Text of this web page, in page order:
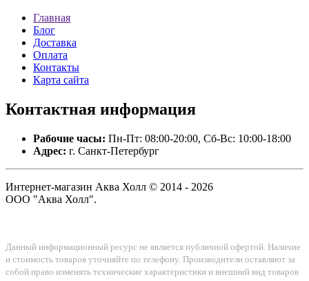
Главная
Блог
Доставка
Оплата
Контакты
Карта сайта
Контактная информация
Рабочие часы: Пн-Пт: 08:00-20:00, Сб-Вс: 10:00-18:00
Адрес: г. Санкт-Петербург
Интернет-магазин Аква Холл © 2014 - 2026
ООО "Аква Холл".
Данный информационный ресурс не является публичной офертой. Наличие
и стоимость товаров уточняйте по телефону. Производители оставляют за
собой право изменять технические характеристики и внешний вид товаров